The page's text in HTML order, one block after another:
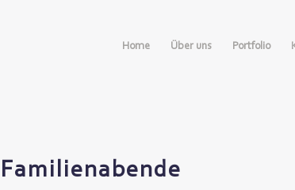
Home Über uns Portfolio